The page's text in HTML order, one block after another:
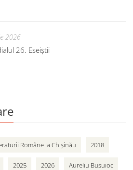
2026
26. Eseiștii
Române la Chișinău 2018
2025 2026 Aureliu Busuioc